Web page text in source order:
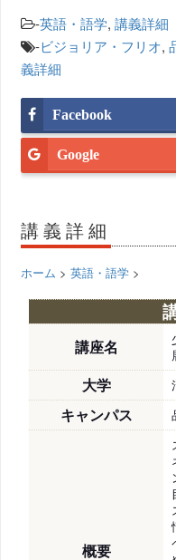
-英語・語学,講義詳細
-ビジョリア・フリオ,
義詳細
Facebook
Google
講義詳細
ホーム >英語・語学 >
講座名
大学
キャンパス
概要